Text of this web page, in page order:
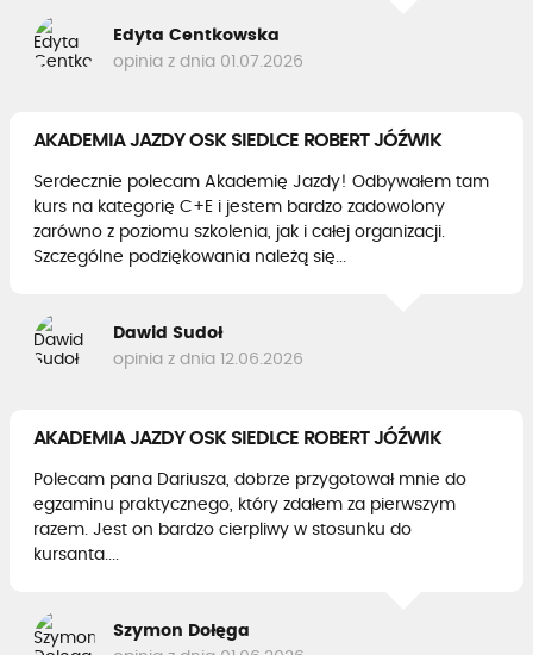
Edyta Centkowska
opinia z dnia 01.07.2026
AKADEMIA JAZDY OSK SIEDLCE ROBERT JÓŹWIK
Serdecznie polecam Akademię Jazdy! Odbywałem tam
kurs na kategorię C+E i jestem bardzo zadowolony
zarówno z poziomu szkolenia, jak i całej organizacji.
Szczególne podziękowania należą się...
Dawid Sudoł
opinia z dnia 12.06.2026
AKADEMIA JAZDY OSK SIEDLCE ROBERT JÓŹWIK
Polecam pana Dariusza, dobrze przygotował mnie do
egzaminu praktycznego, który zdałem za pierwszym
razem. Jest on bardzo cierpliwy w stosunku do
kursanta....
Szymon Dołęga